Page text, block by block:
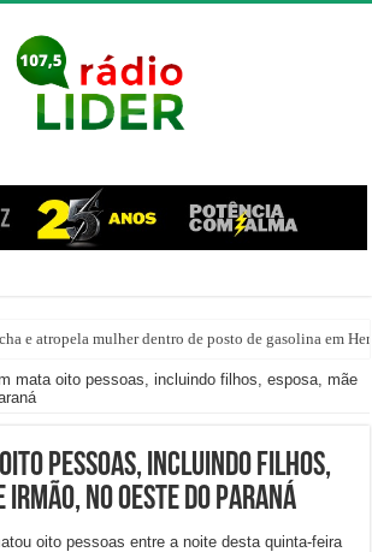
e atropela mulher dentro de posto de gasolina em
mata oito pessoas, incluindo filhos, esposa, mãe
oito pessoas, incluindo filhos,
irmão, no Oeste do Paraná
oito pessoas entre a noite desta quinta-feira